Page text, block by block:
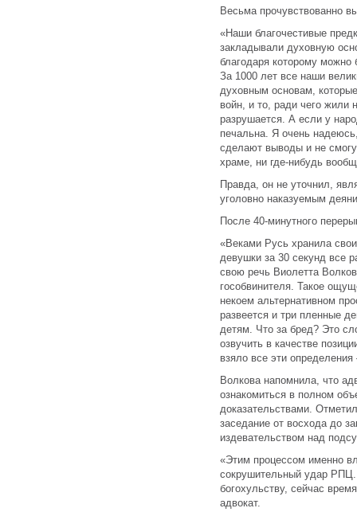
Весьма прочувствованно
«Наши благочестивые
закладывали духовную
благодаря которому можно
За 1000 лет все наши
духовным основам,
войн, и то, ради чего жили
разрушается. А если у
печальна. Я очень
сделают выводы и не
храме, ни где-нибудь
Правда, он не уточнил,
уголовно наказуемым
После 40-минутного
«Веками Русь хранила
девушки за 30 секунд все
свою речь Виолетта
гособвинителя. Такое
некоем альтернативном
развеется и три пленные
детям. Что за бред? Это
озвучить в качестве
взяло все эти
Волкова напомнила, что
ознакомиться в полном
доказательствами.
заседание от восхода до
издевательством над
«Этим процессом именно
сокрушительный удар
богохульству, сейчас
адвокат.